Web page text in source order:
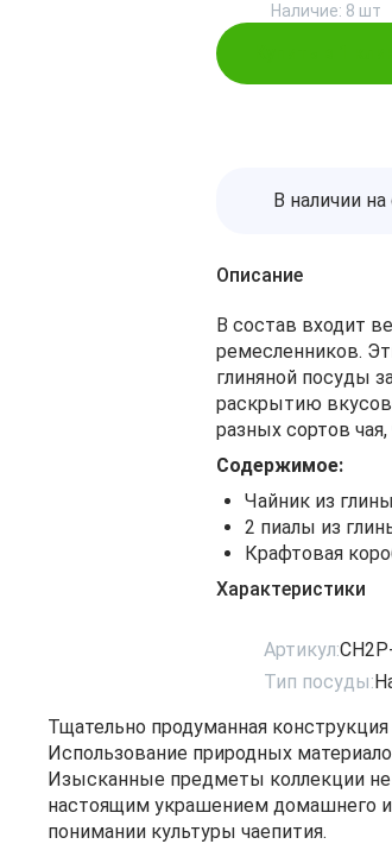
Наличие: 8 шт
В наличии
Описание
В состав входит
ремесленников.
глиняной посуды
раскрытию
разных сортов
Содержимое:
Чайник из
2 пиалы из
Крафтовая
Характеристики
Артикул:
Тип посуды:
Тщательно продуманная
Использование природных
Изысканные предметы коллекции не
настоящим украшением домашнего
понимании культуры чаепития.